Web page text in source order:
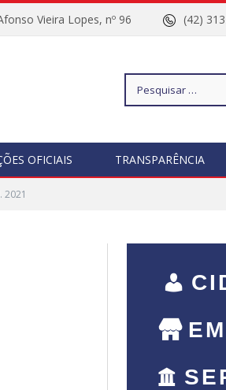
Afonso Vieira Lopes, nº 96 (42)
Pesquisar
OFICIAIS TRANSPARÊNCIA
2021